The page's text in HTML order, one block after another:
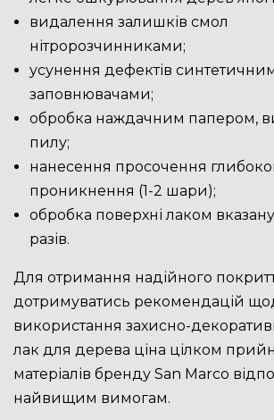
видалення залишків смол
нітророзчинниками;
усунення дефектів
заповнювачами;
обробка наждачним папером,
пилу;
нанесення просочення
проникнення (1-2 шари);
обробка поверхні лаком вказану
разів.
Для отримання надійного
дотримуватись рекомендацій
використання захисно-
лак для дерева ціна цілком
матеріалів бренду San Marco
найвищим вимогам.